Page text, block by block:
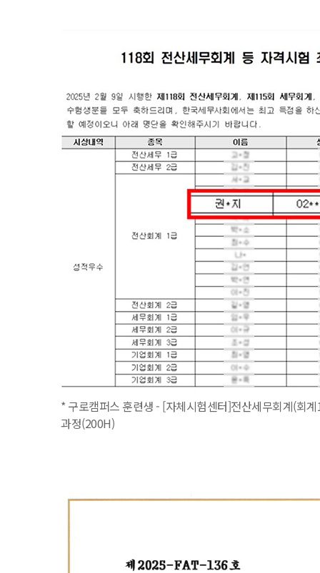
* 구로캠퍼스 훈련생 - [자체시험센터]전산세무회계(회
과정(200H)